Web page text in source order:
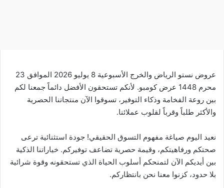
عروض نستو الرياض والخرج الأسبوعية 8 يوليو 2026 الموافق 23
محرم 1448 عرض كومبو. لأنكم تستحقون الأفضل دائماً جمعنا لكم
بين روعة الفخامة وذكاء التوفير، تسوقوا الآن منتجاتنا الحصرية
والأكثر طلباً وقرباً لقلوب عملائنا.
نعيد اليوم صياغة مفهوم التسوق الحقيقي! جودة استثنائية ترعى
صحتكم ورفاهيتكم، وقيمة حصرية تضاعف توفيركم. خياراتنا الذكية
بين أيديكم الآن لتمنحكم أسلوب الحياة الذي تستحقونه وقوة شرائية
بلا حدود، كزنوا معنا نحن بانتظاركم.